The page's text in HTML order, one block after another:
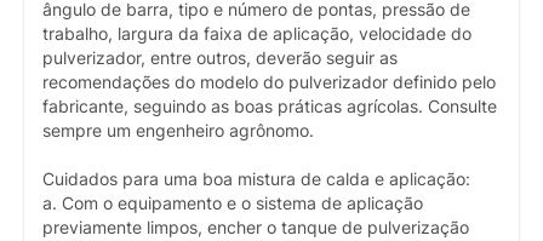
ângulo de barra, tipo e número de pontas, pressão de
trabalho, largura da faixa de aplicação, velocidade do
pulverizador, entre outros, deverão seguir as
recomendações do modelo do pulverizador definido pelo
fabricante, seguindo as boas práticas agrícolas. Consulte
sempre um engenheiro agrônomo.
Cuidados para uma boa mistura de calda e aplicação:
a. Com o equipamento e o sistema de aplicação
previamente limpos, encher o tanque de pulverização